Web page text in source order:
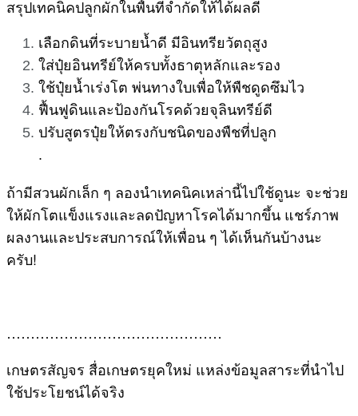
สรุปเทคนิคปลูกผักในพื้นที่จำกัดให้ได้ผลดี
เลือกดินที่ระบายน้ำดี มีอินทรียวัตถุสูง
ใส่ปุ๋ยอินทรีย์ให้ครบทั้งธาตุหลักและรอง
ใช้ปุ๋ยน้ำเร่งโต พ่นทางใบเพื่อให้พืชดูดซึมไว
ฟื้นฟูดินและป้องกันโรคด้วยจุลินทรีย์ดี
ปรับสูตรปุ๋ยให้ตรงกับชนิดของพืชที่ปลูก
.
ถ้ามีสวนผักเล็ก ๆ ลองนำเทคนิคเหล่านี้ไปใช้ดูนะ จะช่วย
ให้ผักโตแข็งแรงและลดปัญหาโรคได้มากขึ้น แชร์ภาพ
ผลงานและประสบการณ์ให้เพื่อน ๆ ได้เห็นกันบ้างนะ
ครับ!
………………………………………
เกษตรสัญจร สื่อเกษตรยุคใหม่ แหล่งข้อมูลสาระที่นำไป
ใช้ประโยชน์ได้จริง